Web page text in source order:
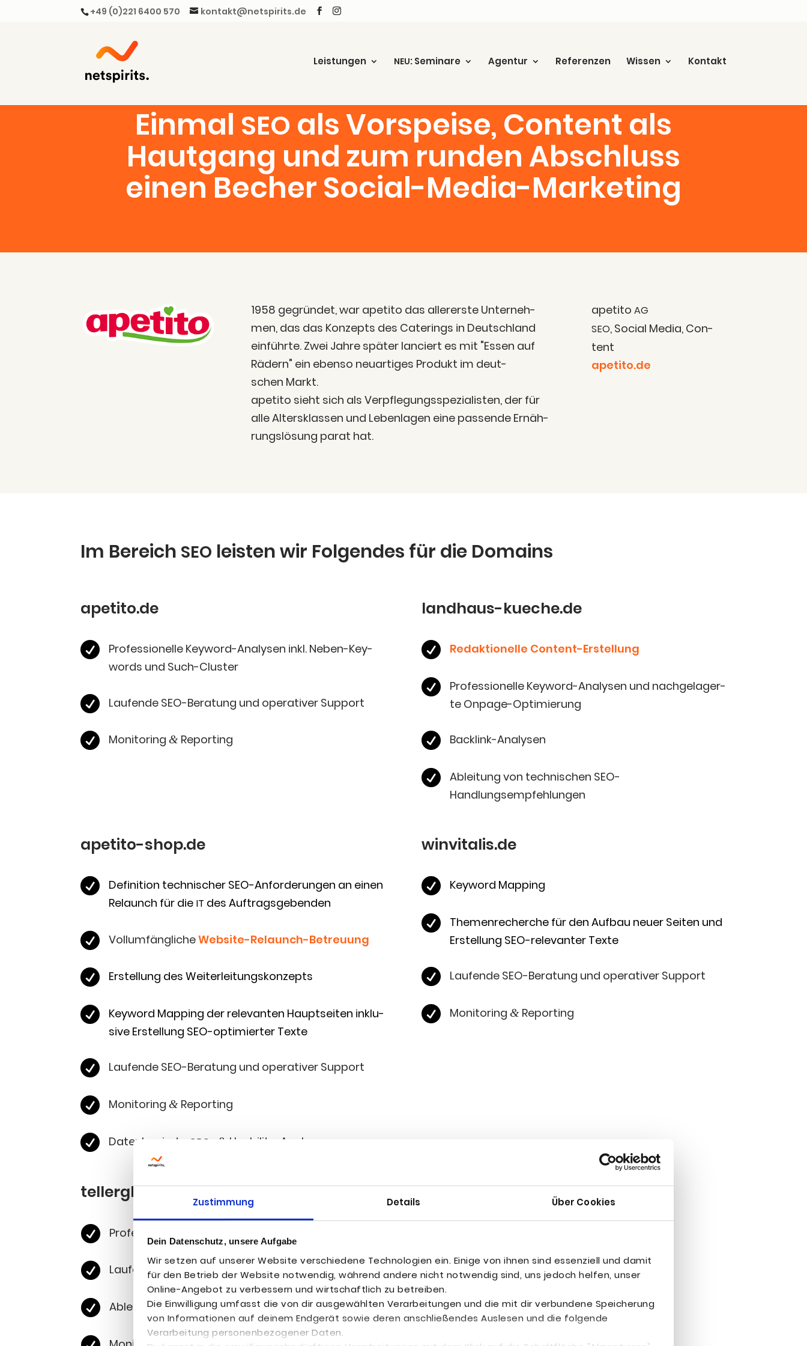
Zustimmung Details Über Cookies
Dein Datenschutz, unsere Aufgabe
Wir setzen auf unserer Website verschiedene Technologien ein. Einige von ihnen sind essenziell und damit
für den Betrieb der Website notwendig, während andere nicht notwendig sind, uns jedoch helfen, unser
Online-Angebot zu verbessern und wirtschaftlich zu betreiben.
Die Einwilligung umfasst die von dir ausgewählten Verarbeitungen und die mit dir verbundene Speicherung
von Informationen auf deinem Endgerät sowie deren anschließendes Auslesen und die folgende
Verarbeitung personenbezogener Daten.
+49 (0)221 6400 570 kontakt@netspirits.de
Leis­tun­gen NEU: Semi­na­re Agen­tur Refe­ren­zen Wis­sen Kon­takt
Ein­mal SEO als Vor­spei­se, Con­tent als
Haut­gang und zum run­den Abschluss
einen Becher Social-Media-Marketing
1958 gegrün­det, war ape­ti­to das aller­ers­te Unter­neh­
men, das das Kon­zepts des Cate­rings in Deutsch­land
ein­führ­te. Zwei Jah­re spä­ter lan­ciert es mit "Essen auf
Rädern" ein eben­so neu­ar­ti­ges Pro­dukt im deut­
schen Markt.
ape­ti­to sieht sich als Ver­pfle­gungs­spe­zia­lis­ten, der für
alle Alters­klas­sen und Leben­la­gen eine pas­sen­de Ernäh­
rungs­lö­sung parat hat.
ape­ti­toAG
SEO, Social Media, Con­
tent
apetito.de
Im Bereich SEO leis­ten wir Fol­gen­des für die Domains
apetito.de

Pro­fes­sio­nel­le Key­word-Ana­ly­sen inkl. Neben-Key­
words und Such-Cluster
 Lau­fen­de SEO-Bera­tung und ope­ra­ti­ver Support
 Moni­to­ring& Reporting
landhaus-kueche.de
 Redak­tio­nel­le Content-Erstellung

Pro­fes­sio­nel­le Key­word-Ana­ly­sen und nach­ge­la­ger­
te Onpage-Optimierung
 Back­link-Ana­ly­sen

Ablei­tung von tech­ni­schen SEO-
Handlungsempfehlungen
apetito-shop.de

Defi­ni­ti­on tech­ni­scher SEO-Anfor­de­run­gen an einen
Relaunch für die IT des Auftragsgebenden
 Voll­um­fäng­li­cheWeb­site-Relaunch-Betreu­ung
 Erstel­lung des Weiterleitungskonzepts

Key­word Map­ping der rele­van­ten Haupt­sei­ten inklu­
si­ve Erstel­lung SEO-opti­mier­ter Texte
 Lau­fen­de SEO-Bera­tung und ope­ra­ti­ver Support
 Moni­to­ring& Reporting
 Daten­ba­sier­te CRO- & Usability-Analyse
winvitalis.de
 Key­word Mapping

The­men­re­cher­che für den Auf­bau neu­er Sei­ten und
Erstel­lung SEO-rele­van­ter Texte
 Lau­fen­de SEO-Bera­tung und ope­ra­ti­ver Support
 Moni­to­ring &Reporting
tellerglueck.de
 Pro­fes­sio­nel­le Key­word-Ana­ly­sen inkl. Neben-Key­words und Such-Cluster
 Lau­fen­de SEO-Bera­tungund ope­ra­ti­ver Support
 Ablei­tung von tech­ni­schen SEO-Handlungsempfehlungen
&